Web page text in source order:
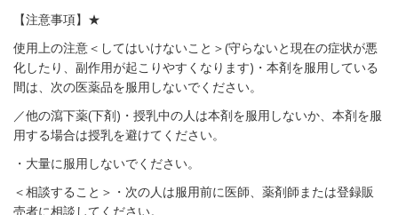
【注意事項】★
使用上の注意＜してはいけないこと＞(守らないと現在の症状が悪
化したり、副作用が起こりやすくなります)・本剤を服用している
間は、次の医薬品を服用しないでください。
／他の瀉下薬(下剤)・授乳中の人は本剤を服用しないか、本剤を服
用する場合は授乳を避けてください。
・大量に服用しないでください。
＜相談すること＞・次の人は服用前に医師、薬剤師または登録販
売者に相談してください。